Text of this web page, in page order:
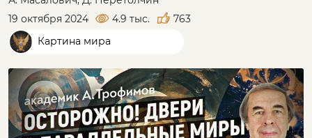
19 октября 2024
4.9 тыс.
763
Картина мира